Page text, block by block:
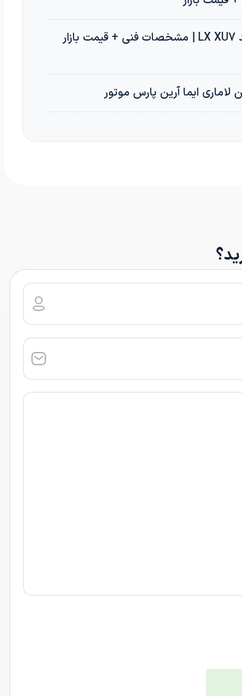
معرفی سمند LX XU7 | مشخصات فنی + قیمت بازار
لاماری ایما آرین پارس موتور